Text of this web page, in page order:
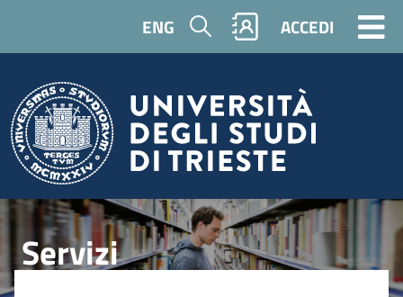
ENG Cerca ACCEDI
Image
Servizi